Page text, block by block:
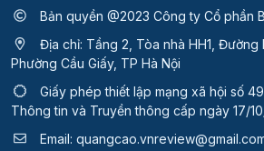
Bản quyền @2023 Công ty Cổ phần
Địa chỉ: Tầng 2, Tòa nhà HH1, Đường
Phường Cầu Giấy, TP Hà Nội
Giấy phép thiết lập mạng xã hội số
Thông tin và Truyền thông cấp ngày 17/
Email: